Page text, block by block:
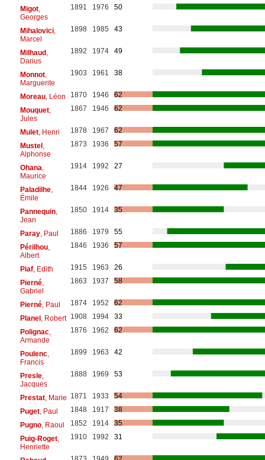
Migot,
Georges
1891 1976 50
Mihalovici,
Marcel
1898 1985 43
Milhaud,
Darius
1892 1974 49
Monnot,
Marguerite
1903 1961 38
Moreau, Léon 1870 1946
62
Mouquet,
Jules
1867 1946 62
Mulet, Henri 1878 1967
62
Mustel,
Alphonse
1873 1936 57
Ohana
Maurice
1914 1992 27
Paladilhe,
Émile
1844 1926 47
Pannequin,
Jean
1850 1914 35
Paray, Paul 1886 1979
55
Périlhou,
Albert
1846 1936 57
Piaf, Edith 1915 1963
26
Pierné,
Gabriel
1863 1937 58
Pierné, Paul 1874 1952
62
Planel, Robert 1908 1994
33
Polignac,
Armande
1876 1962 62
Poulenc,
Francis
1899 1963 42
Presle,
Jacques
1888 1969 53
Prestat, Marie 1871 1933
54
Puget, Paul 1848 1917
38
Pugno, Raoul 1852 1914
35
Puig-Roget,
Henriette
1910 1992 31